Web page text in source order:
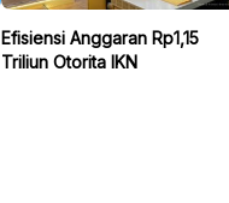
Efisiensi Anggaran Rp1,15
Triliun Otorita IKN